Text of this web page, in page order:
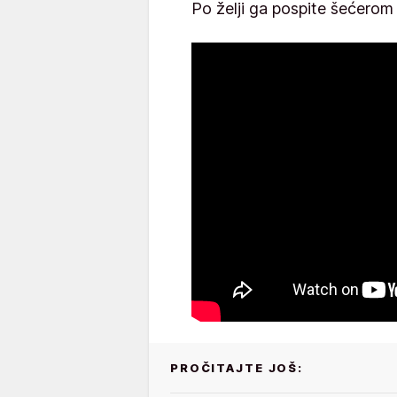
Po želji ga pospite šećerom
PROČITAJTE JOŠ: